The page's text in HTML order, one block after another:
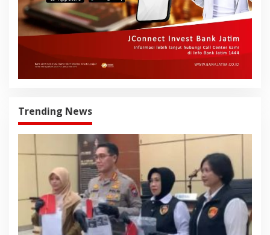
Trending News